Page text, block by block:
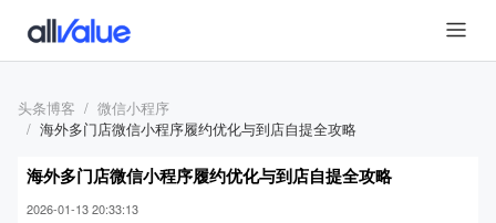
头条博客
微信小程序
海外多门店微信小程序履约优化与到店自提全攻略
海外多门店微信小程序履约优化与到店自提全攻略
2026-01-13 20:33:13